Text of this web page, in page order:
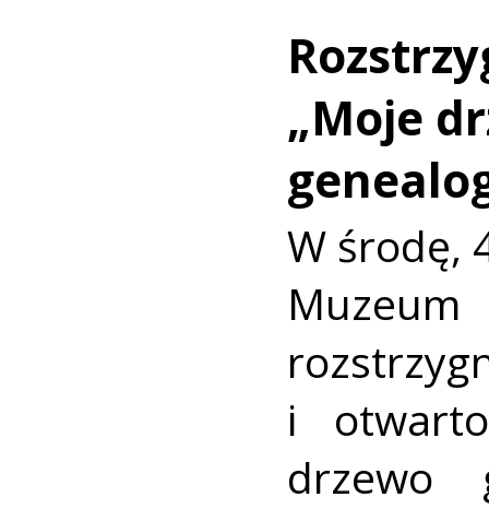
„Moje
W środę,
Muzeum
i
drzewo